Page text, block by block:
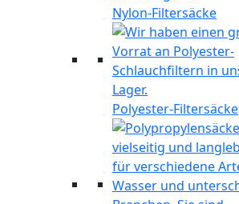
Nylon-Filtersäcke
Polyester-Filtersäcke